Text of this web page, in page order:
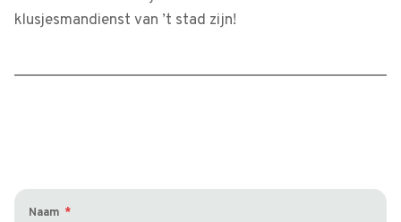
klusjesmandienst van ’t stad zijn!
Naam *